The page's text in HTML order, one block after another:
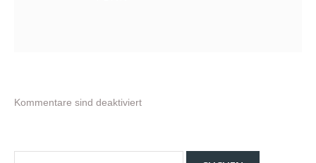
Kommentare sind deaktiviert